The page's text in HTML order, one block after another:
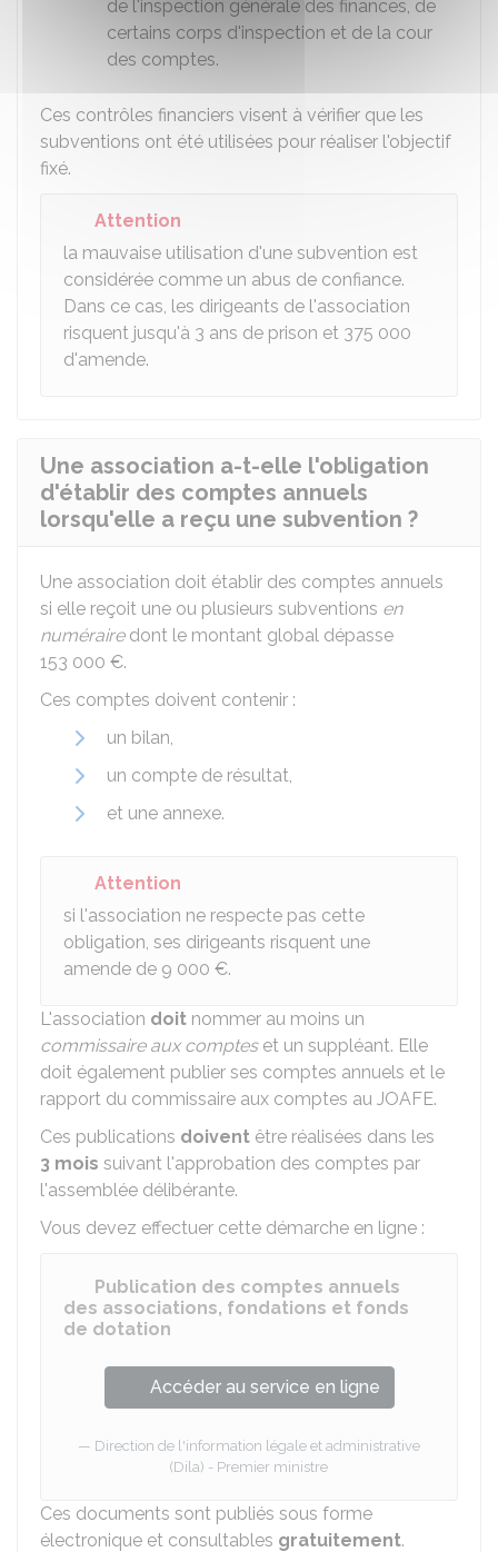
de l'inspection générale des finances, de
certains corps d'inspection et de la cour
des comptes.
Ces contrôles financiers visent à vérifier que les
subventions ont été utilisées pour réaliser l'objectif
fixé.
Attention
la mauvaise utilisation d'une subvention est
considérée comme un abus de confiance.
Dans ce cas, les dirigeants de l'association
risquent jusqu'à 3 ans de prison et 375 000
d'amende.
Une association a-t-elle l'obligation
d'établir des comptes annuels
lorsqu'elle a reçu une subvention ?
Une association doit établir des comptes annuels
si elle reçoit une ou plusieurs subventions en
numérairedont le montant global dépasse
153 000 €.
Ces comptes doivent contenir :
un bilan,
un compte de résultat,
et une annexe.
Attention
si l'association ne respecte pas cette
obligation, ses dirigeants risquent une
amende de 9 000 €.
L'association doit nommer au moins un
commissaire aux compteset un suppléant. Elle
doit également publier ses comptes annuels et le
rapport du commissaire aux comptes au JOAFE.
Ces publications doivent être réalisées dans les
3 mois suivant l'approbation des comptes par
l'assemblée délibérante.
Vous devez effectuer cette démarche en ligne :
Publication des comptes annuels
des associations, fondations et fonds
de dotation
Accéder au service en ligne
Direction de l'information légale et administrative
(Dila) - Premier ministre
Ces documents sont publiés sous forme
électronique et consultables gratuitement.